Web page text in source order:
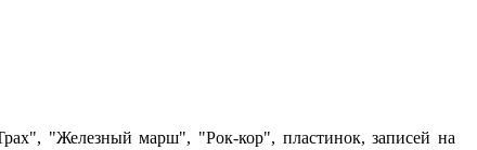
"Железный марш", "Рок-кор", пластинок, записей на